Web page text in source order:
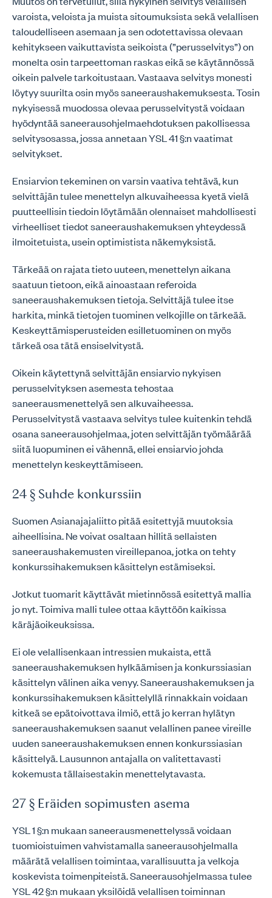
varoista, veloista ja muista sitoumuksista sekä velallisen
taloudelliseen asemaan ja sen odotettavissa olevaan
kehitykseen vaikuttavista seikoista (”perusselvitys”) on
monelta osin tarpeettoman raskas eikä se käytännössä
oikein palvele tarkoitustaan. Vastaava selvitys monesti
löytyy suurilta osin myös saneeraushakemuksesta. Tosin
nykyisessä muodossa olevaa perusselvitystä voidaan
hyödyntää saneerausohjelmaehdotuksen pakollisessa
selvitysosassa, jossa annetaan YSL 41 §:n vaatimat
selvitykset.
Ensiarvion tekeminen on varsin vaativa tehtävä, kun
selvittäjän tulee menettelyn alkuvaiheessa kyetä vielä
puutteellisin tiedoin löytämään olennaiset mahdollisesti
virheelliset tiedot saneeraushakemuksen yhteydessä
ilmoitetuista, usein optimistista näkemyksistä.
Tärkeää on rajata tieto uuteen, menettelyn aikana
saatuun tietoon, eikä ainoastaan referoida
saneeraushakemuksen tietoja. Selvittäjä tulee itse
harkita, minkä tietojen tuominen velkojille on tärkeää.
Keskeyttämisperusteiden esilletuominen on myös
tärkeä osa tätä ensiselvitystä.
Oikein käytettynä selvittäjän ensiarvio nykyisen
perusselvityksen asemesta tehostaa
saneerausmenettelyä sen alkuvaiheessa.
Perusselvitystä vastaava selvitys tulee kuitenkin tehdä
osana saneerausohjelmaa, joten selvittäjän työmäärää
siitä luopuminen ei vähennä, ellei ensiarvio johda
menettelyn keskeyttämiseen.
24 § Suhde konkurssiin
Suomen Asianajajaliitto pitää esitettyjä muutoksia
aiheellisina. Ne voivat osaltaan hillitä sellaisten
saneeraushakemusten vireillepanoa, jotka on tehty
konkurssihakemuksen käsittelyn estämiseksi.
Jotkut tuomarit käyttävät mietinnössä esitettyä mallia
jo nyt. Toimiva malli tulee ottaa käyttöön kaikissa
käräjäoikeuksissa.
Ei ole velallisenkaan intressien mukaista, että
saneeraushakemuksen hylkäämisen ja konkurssiasian
käsittelyn välinen aika venyy. Saneeraushakemuksen ja
konkurssihakemuksen käsittelyllä rinnakkain voidaan
kitkeä se epätoivottava ilmiö, että jo kerran hylätyn
saneeraushakemuksen saanut velallinen panee vireille
uuden saneeraushakemuksen ennen konkurssiasian
käsittelyä. Lausunnon antajalla on valitettavasti
kokemusta tällaisestakin menettelytavasta.
27 § Eräiden sopimusten asema
YSL 1 §:n mukaan saneerausmenettelyssä voidaan
tuomioistuimen vahvistamalla saneerausohjelmalla
määrätä velallisen toimintaa, varallisuutta ja velkoja
koskevista toimenpiteistä. Saneerausohjelmassa tulee
YSL 42 §:n mukaan yksilöidä velallisen toiminnan